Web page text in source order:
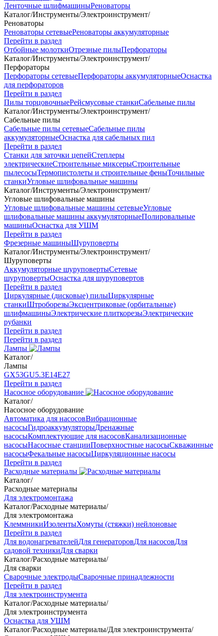
Ленточные шлифмашиныРеноваторы
Каталог/Инструменты/Электроинструмент/
Реноваторы
Реноваторы сетевыеРеноваторы аккумуляторные
Перейти в раздел
Отбойные молоткиОтрезные пилыПерфораторы
Каталог/Инструменты/Электроинструмент/
Перфораторы
Перфораторы сетевыеПерфораторы аккумуляторныеОснастка
для перфораторов
Перейти в раздел
Пилы торцовочныеРейсмусовые станкиСабельные пилы
Каталог/Инструменты/Электроинструмент/
Сабельные пилы
Сабельные пилы сетевыеСабельные пилы
аккумуляторныеОснастка для сабельных пил
Перейти в раздел
Станки для заточки цепейСтеплеры
электрическиеСтроительные миксерыСтроительные
пылесосыТермопистолеты и строительные феныТочильные
станкиУгловые шлифовальные машины
Каталог/Инструменты/Электроинструмент/
Угловые шлифовальные машины
Угловые шлифовальные машины сетевыеУгловые
шлифовальные машины аккумуляторныеПолировальные
машиныОснастка для УШМ
Перейти в раздел
Фрезерные машиныШуруповерты
Каталог/Инструменты/Электроинструмент/
Шуруповерты
Аккумуляторные шуруповертыСетевые
шуруповертыОснастка для шуруповертов
Перейти в раздел
Циркулярные (дисковые) пилыЦиркулярные
станкиШтроборезыЭксцентриковые (орбитальные)
шлифмашиныЭлектрические плиткорезыЭлектрические
рубанки
Перейти в раздел
Перейти в раздел
Лампы
Каталог/
Лампы
GX53GU5.3Е14Е27
Перейти в раздел
Насосное оборудование
Каталог/
Насосное оборудование
Автоматика для насосовВибрационные
насосыГидроаккумуляторыДренажные
насосыКомплектующие для насосовКанализационные
насосыНасосные станцииПоверхностные насосыСкважинные
насосыФекальные насосыЦиркуляционные насосы
Перейти в раздел
Расходные материалы
Каталог/
Расходные материалы
Для электромонтажа
Каталог/Расходные материалы/
Для электромонтажа
КлеммникиИзолентыХомуты (стяжки) нейлоновые
Перейти в раздел
Для водонагревателейДля генераторовДля насосовДля
садовой техникиДля сварки
Каталог/Расходные материалы/
Для сварки
Сварочные электродыСварочные принадлежности
Перейти в раздел
Для электроинструмента
Каталог/Расходные материалы/
Для электроинструмента
Оснастка для УШМ
Каталог/Расходные материалы/Для электроинструмента/